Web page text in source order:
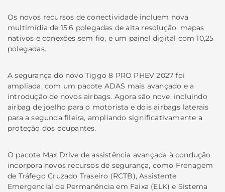
Os novos recursos de conectividade incluem nova
multimídia de 15,6 polegadas de alta resolução, mapas
nativos e conexões sem fio, e um painel digital com 10,25
polegadas.
A segurança do novo Tiggo 8 PRO PHEV 2027 foi
ampliada, com um pacote ADAS mais avançado e a
introdução de novos airbags. Agora são nove, incluindo
airbag de joelho para o motorista e dois airbags laterais
para a segunda fileira, ampliando significativamente a
proteção dos ocupantes.
O pacote Max Drive de assistência avançada à condução
incorpora novos recursos de segurança, como Frenagem
de Tráfego Cruzado Traseiro (RCTB), Assistente
Emergencial de Permanência em Faixa (ELK) e Sistema